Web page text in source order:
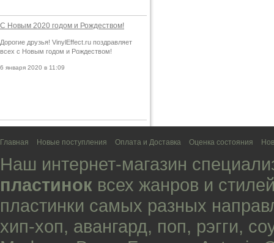
С Новым 2020 годом и Рождеством!
Дорогие друзья! VinylEffect.ru поздравляет
всех с Новым годом и Рождеством!
6 января 2020 в 11:09
Главная Новые поступления Оплата и Доставка Оценка состояния
Наш интернет-магазин
пластинок всех жанров и
пластинки самых разных
хип-хоп, авангард, поп, рэгги,